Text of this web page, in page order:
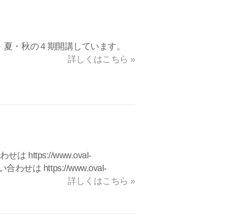
・秋の４期開講しています。
詳しくはこちら »
せは https://www.oval-
合わせは https://www.oval-
詳しくはこちら »